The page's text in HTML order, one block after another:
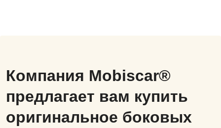
Компания Mobiscar®
предлагает вам купить
оригинальное боковых